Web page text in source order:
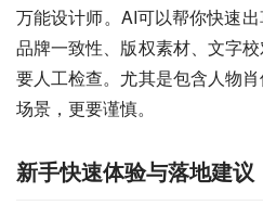
万能设计师。AI可以帮你快速
品牌一致性、版权素材、文字
要人工检查。尤其是包含人物
场景，更要谨慎。
新手快速体验与落地建议